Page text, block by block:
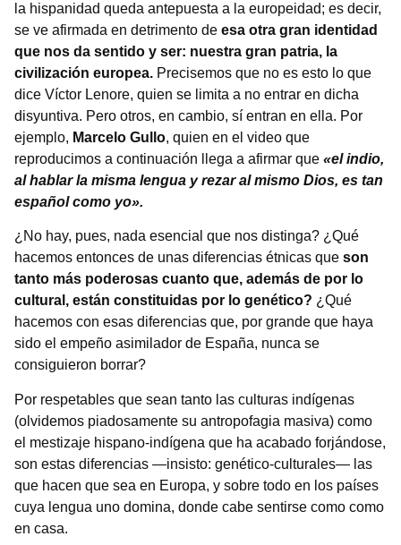
la hispanidad queda antepuesta a la europeidad; es decir,
se ve afirmada en detrimento de esa otra gran identidad
que nos da sentido y ser: nuestra gran patria, la
civilización europea. Precisemos que no es esto lo que
dice Víctor Lenore, quien se limita a no entrar en dicha
disyuntiva. Pero otros, en cambio, sí entran en ella. Por
ejemplo, Marcelo Gullo, quien en el video que
reproducimos a continuación llega a afirmar que «el indio,
al hablar la misma lengua y rezar al mismo Dios, es tan
español como yo».
¿No hay, pues, nada esencial que nos distinga? ¿Qué
hacemos entonces de unas diferencias étnicas que son
tanto más poderosas cuanto que, además de por lo
cultural, están constituidas por lo genético? ¿Qué
hacemos con esas diferencias que, por grande que haya
sido el empeño asimilador de España, nunca se
consiguieron borrar?
Por respetables que sean tanto las culturas indígenas
(olvidemos piadosamente su antropofagia masiva) como
el mestizaje hispano-indígena que ha acabado forjándose,
son estas diferencias —insisto: genético-culturales— las
que hacen que sea en Europa, y sobre todo en los países
cuya lengua uno domina, donde cabe sentirse como como
en casa.